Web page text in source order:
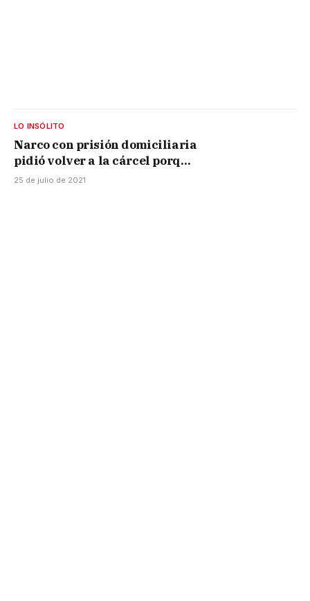
LO INSÓLITO
Narco con prisión domiciliaria
pidió volver a la cárcel porque
no soporta a su familia
25 de julio de 2021